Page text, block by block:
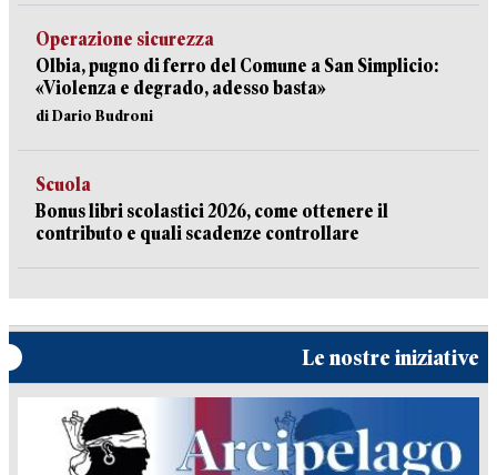
Operazione sicurezza
Olbia, pugno di ferro del Comune a San Simplicio:
«Violenza e degrado, adesso basta»
di Dario Budroni
Scuola
Bonus libri scolastici 2026, come ottenere il
contributo e quali scadenze controllare
Le nostre iniziative